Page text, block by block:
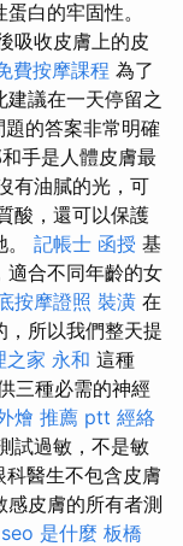
白的牢固性。
吸收皮膚上的皮
費按摩課程 為了
議在一天停留之
題的答案非常明確
手是人體皮膚最
有油膩的光，可
酸，還可以保護
記帳士 函授 基
適合不同年齡的女
按摩證照 裝潢 在
，所以我們整天提
之家 永和 這種
三種必需的神經
燴 推薦 ptt 經絡
試過敏，不是敏
醫生不包含皮膚
皮膚的所有者測
seo 是什麼 板橋